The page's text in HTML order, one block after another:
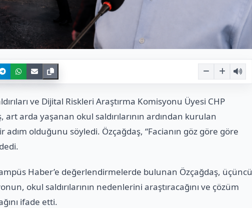
ve Dijital Riskleri Araştırma Komisyonu Üyesi CHP
art arda yaşanan okul saldırılarının ardından kurulan
adım olduğunu söyledi. Özçağdaş, “Facianın göz göre göre
Haber’e değerlendirmelerde bulunan Özçağdaş, üçüncü
okul saldırılarının nedenlerini araştıracağını ve çözüm
ifade etti.